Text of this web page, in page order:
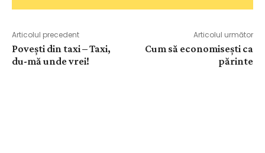
Articolul precedent
Povești din taxi – Taxi,
du-mă unde vrei!
Articolul următor
Cum să economisești ca
părinte